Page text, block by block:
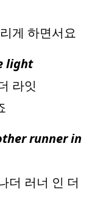
게 하면서요
light
라잇
runner in
더 러너 인 더